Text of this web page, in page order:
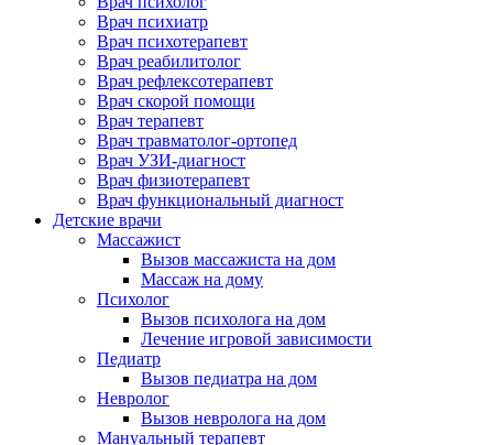
Врач психиатр
Врач психотерапевт
Врач реабилитолог
Врач рефлексотерапевт
Врач скорой помощи
Врач терапевт
Врач травматолог-ортопед
Врач УЗИ-диагност
Врач физиотерапевт
Врач функциональный диагност
Детские врачи
Массажист
Вызов массажиста на дом
Массаж на дому
Психолог
Вызов психолога на дом
Лечение игровой зависимости
Педиатр
Вызов педиатра на дом
Невролог
Вызов невролога на дом
Мануальный терапевт